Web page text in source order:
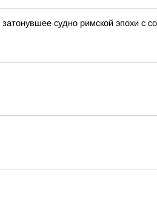
судно римской эпохи с